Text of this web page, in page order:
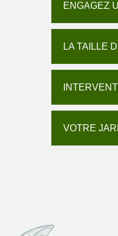
ENGAGEZ
LA TAILLE
VOTRE